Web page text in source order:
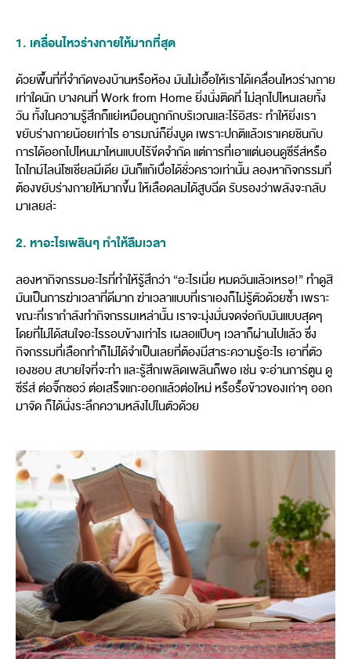
1. เคลื่อนไหวร่างกายให้มากที่สุด
ด้วยพื้นที่ที่จำกัดของบ้านหรือห้อง มันไม่เอื้อให้เราได้เคลื่อนไหวร่างกาย
เท่าใดนัก บางคนที่ Work from Home ยิ่งนั่งติดที่ ไม่ลุกไปไหนเลยทั้ง
วัน ทั้งในความรู้สึกก็แย่เหมือนถูกกักบริเวณและไร้อิสระ ทำให้ยิ่งเรา
ขยับร่างกายน้อยเท่าไร อารมณ์ก็ยิ่งบูด เพราะปกติแล้วเราเคยชินกับ
การได้ออกไปไหนมาไหนแบบไร้ขีดจำกัด แต่การที่เอาแต่นอนดูซีรีส์หรือ
ไถไทม์ไลน์โซเชียลมีเดีย มันก็แก้เบื่อได้ชั่วคราวเท่านั้น ลองหากิจกรรมที่
ต้องขยับร่างกายให้มากขึ้น ให้เลือดลมได้สูบฉีด รับรองว่าพลังจะกลับ
มาเลยล่ะ
2. หาอะไรเพลินๆ ทำให้ลืมเวลา
ลองหากิจกรรมอะไรที่ทำให้รู้สึกว่า “อะไรเนี่ย หมดวันแล้วเหรอ!” ทำดูสิ
มันเป็นการฆ่าเวลาที่ดีมาก ฆ่าเวลาแบบที่เราเองก็ไม่รู้ตัวด้วยซ้ำ เพราะ
ขณะที่เรากำลังทำกิจกรรมเหล่านั้น เราจะมุ่งมั่นจดจ่อกับมันแบบสุดๆ
โดยที่ไม่ได้สนใจอะไรรอบข้างเท่าไร เผลอแป๊บๆ เวลาก็ผ่านไปแล้ว ซึ่ง
กิจกรรมที่เลือกทำก็ไม่ได้จำเป็นเลยที่ต้องมีสาระความรู้อะไร เอาที่ตัว
เองชอบ สบายใจที่จะทำ และรู้สึกเพลิดเพลินก็พอ เช่น จะอ่านการ์ตูน ดู
ซีรีส์ ต่อจิ๊กซอว์ ต่อเสร็จแกะออกแล้วต่อใหม่ หรือรื้อข้าวของเก่าๆ ออก
มาจัด ก็ได้นั่งระลึกความหลังไปในตัวด้วย